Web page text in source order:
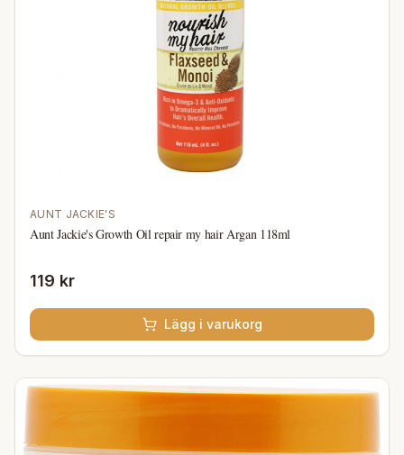
AUNT JACKIE'S
Aunt Jackie's Growth Oil repair my hair Argan 118ml
119 kr
Lägg i varukorg